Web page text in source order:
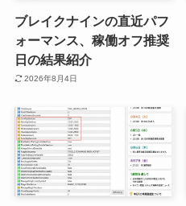
ブレイクナインの直近パフ
ォーマンス、稼働オフ推奨
日の結果紹介
2026年8月4日